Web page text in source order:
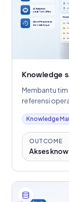
Knowledge
Membantu tim
referensi
Knowledge
OUTCOME
Akses